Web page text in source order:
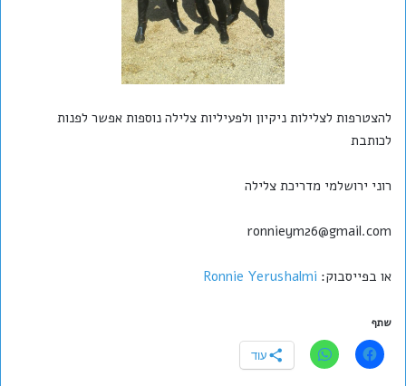
להצטרפות לצלילות ניקיון ולפעיליות צלילה נוספות אפשר לפנות
לכותבת
רוני ירושלמי מדריכת צלילה
ronnieym26@gmail.com
או בפייסבוק: Ronnie Yerushalmi
שתף
עוד